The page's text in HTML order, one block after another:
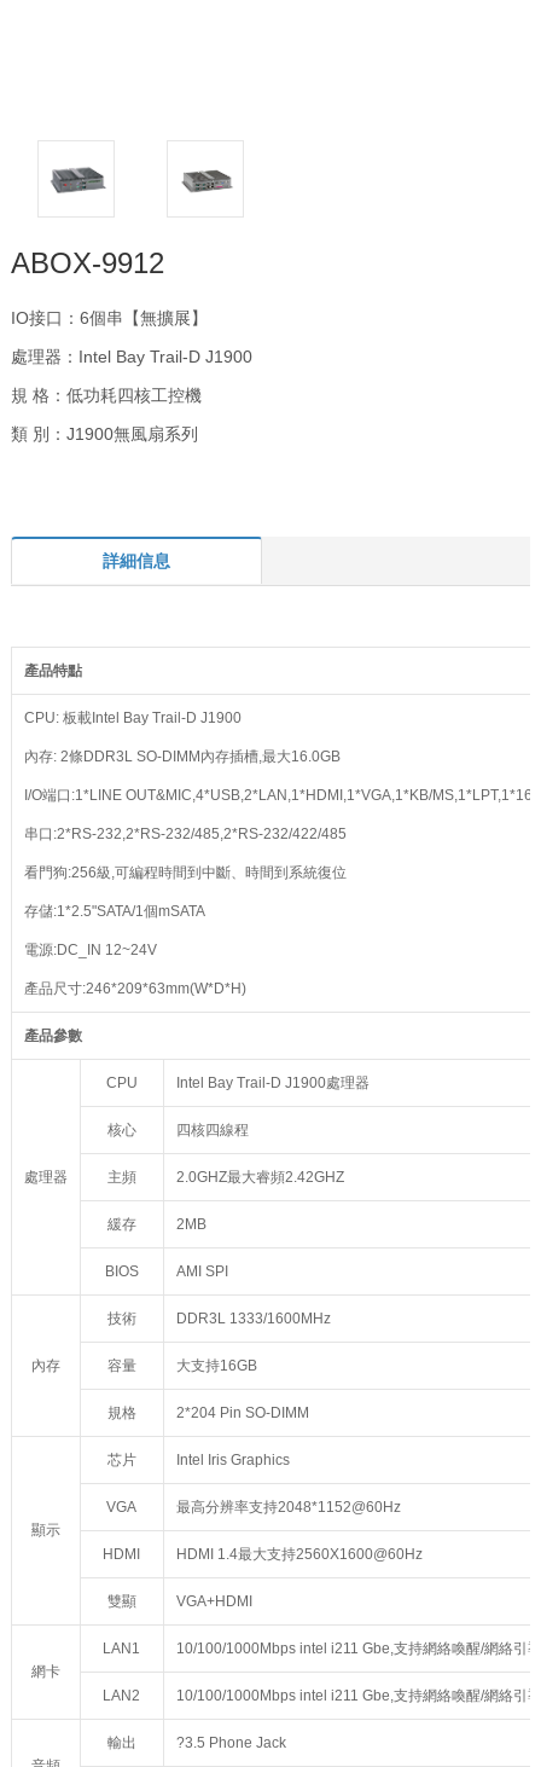
ABOX-9912
IO接口：6個串【無擴展】
處理器：Intel Bay Trail-D J1900
規 格：低功耗四核工控機
類 別：J1900無風扇系列
詳細信息
產品特點
CPU: 板載Intel Bay Trail-D J1900
內存: 2條 DDR3L SO-DIMM 內存插槽,最大16.0GB
I/O端口 :1*LINE OUT&MIC,4*USB,2*LAN,1*HDMI,1*VGA,1*KB/MS,1*LPT,1*16-
串口 :2*RS-232,2*RS-232/485,2*RS-232/422/485
看門狗:256級 ,可編程時間到中斷、時間到系統復位
存儲:1*2.5"SATA/1個mSATA
電源:DC_IN 12~24V
產品尺寸:246*209*63mm(W*D*H)
產品參數
處理器
CPU Intel Bay Trail-D J1900處理器
核心 四核四線程
主頻 2.0GHZ最大睿頻2.42GHZ
緩存 2MB
BIOS AMI SPI
內存
技術 DDR3L 1333/1600MHz
容量 大支持16GB
規格 2*204 Pin SO-DIMM
顯示
芯片 Intel Iris Graphics
VGA 最高分辨率支持2048*1152@60Hz
HDMI HDMI 1.4最大支持2560X1600@60Hz
雙顯 VGA+HDMI
網卡
LAN1 10/100/1000Mbps intel i211 Gbe,支持網絡喚醒/網絡引
LAN2 10/100/1000Mbps intel i211 Gbe,支持網絡喚醒/網絡引
輸出 ?3.5 Phone Jack